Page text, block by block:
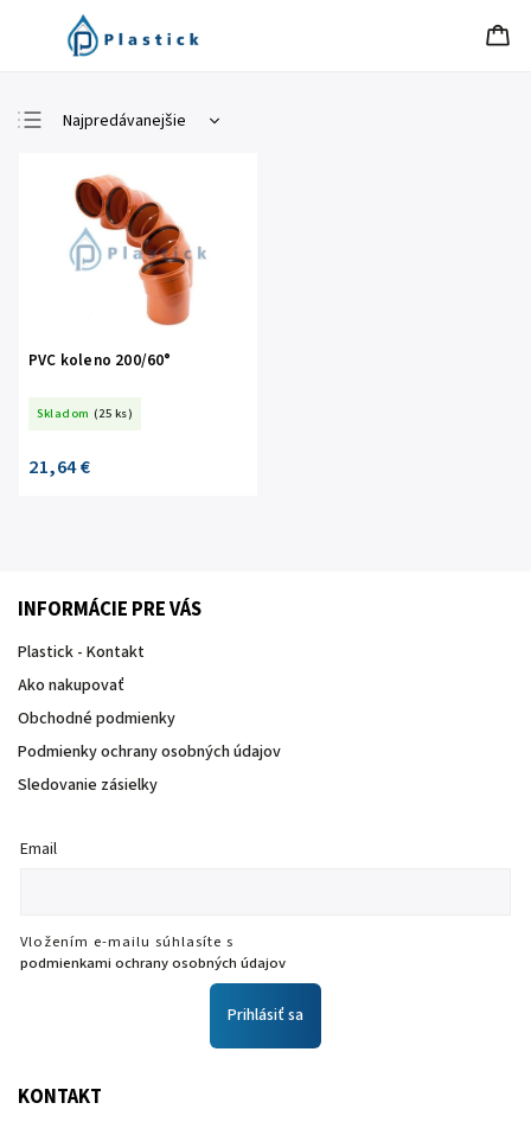
Najpredávanejšie
Najdrahšie
Abecedne
PVC koleno 200/60°
Skladom (25 ks)
21,64 €
INFORMÁCIE PRE VÁS
Plastick - Kontakt
Ako nakupovať
Obchodné podmienky
Podmienky ochrany osobných údajov
Sledovanie zásielky
Email
Vložením e-mailu súhlasíte s
podmienkami ochrany osobných údajov
Prihlásiť sa
KONTAKT